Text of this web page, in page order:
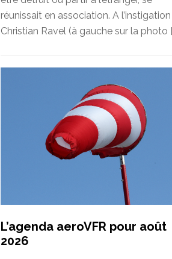
réunissait en association. A
Christian Ravel (à gauche sur la photo
L’agenda aeroVFR pour août
2026